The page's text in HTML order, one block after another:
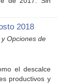
2018
Opciones de
el descalce
productivos y